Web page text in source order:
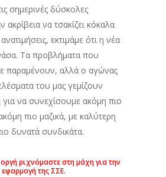
σημερινές δύσκολες
ακρίβεια να τσακίζει κόκαλα
εκτιμάμε ότι η νέα
Τα προβλήματα που
παραμένουν, αλλά ο αγώνας
του μας γεμίζουν
να συνεχίσουμε ακόμη πιο
πιο μαζικά, με καλύτερη
δυνατά συνδικάτα.
ριχνόμαστε στη μάχη για την
εφαρμογή της ΣΣΕ.